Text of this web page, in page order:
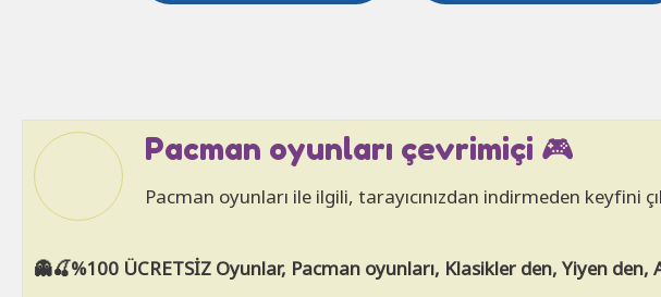
Pacman oyunları çevrimiçi 🎮
Pacman oyunları ile ilgili, tarayıcınızdan indirmeden keyfini
👻🍒%100 ÜCRETSİZ Oyunlar, Pacman oyunları, Klasikler den, Yiyen